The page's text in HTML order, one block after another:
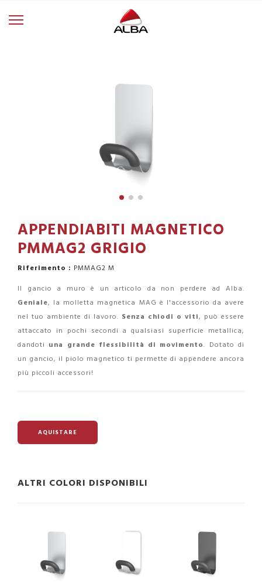
APPENDIABITI MAGNETICO
PMMAG2 GRIGIO
Riferimento : PMMAG2 M
Il gancio a muro è un articolo da non perdere ad Alba.
Geniale, la molletta magnetica MAG è l'accessorio da avere
nel tuo ambiente di lavoro. Senza chiodi o viti, può essere
attaccato in pochi secondi a qualsiasi superficie metallica,
dandoti una grande flessibilità di movimento. Dotato di
un gancio, il piolo magnetico ti permette di appendere ancora
più piccoli accessori!
AQUISTARE
ALTRI COLORI DISPONIBILI